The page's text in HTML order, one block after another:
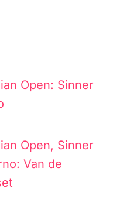
Open: Sinner
Open, Sinner
Van de